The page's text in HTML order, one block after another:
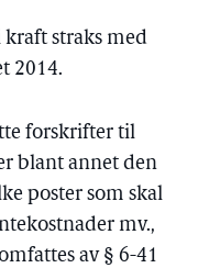
kraft straks med
2014.
forskrifter til
blant annet den
poster som skal
mv.,
av § 6-41